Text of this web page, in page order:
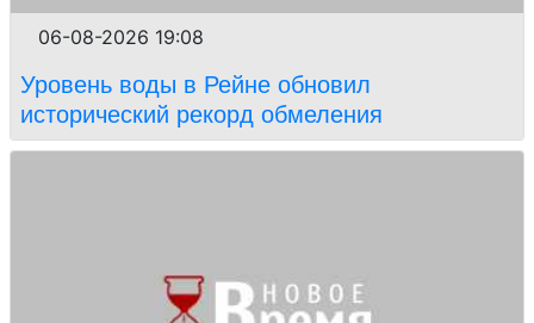
06-08-2026 19:08
Уровень воды в Рейне обновил
исторический рекорд обмеления